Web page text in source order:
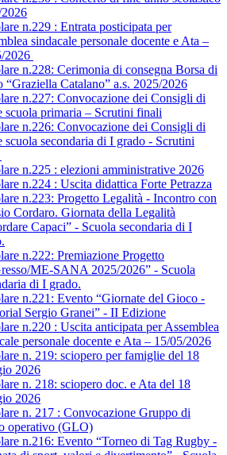
n.229 : Entrata posticipata per
sindacale personale docente e Ata –
2026
n.228: Cerimonia di consegna Borsa di
“Graziella Catalano” a.s. 2025/2026
n.227: Convocazione dei Consigli di
scuola primaria – Scrutini finali
n.226: Convocazione dei Consigli di
scuola secondaria di I grado - Scrutini
n.225 : elezioni amministrative 2026
n.224 : Uscita didattica Forte Petrazza
n.223: Progetto Legalità - Incontro con
Cordaro. Giornata della Legalità
Capaci” - Scuola secondaria di I
n.222: Premiazione Progetto
ME-SANA 2025/2026” - Scuola
di I grado.
n.221: Evento “Giornate del Gioco -
Sergio Granei” - II Edizione
n.220 : Uscita anticipata per Assemblea
personale docente e Ata – 15/05/2026
n. 219: sciopero per famiglie del 18
2026
n. 218: sciopero doc. e Ata del 18
2026
n. 217 : Convocazione Gruppo di
operativo (GLO)
n.216: Evento “Torneo di Tag Rugby -